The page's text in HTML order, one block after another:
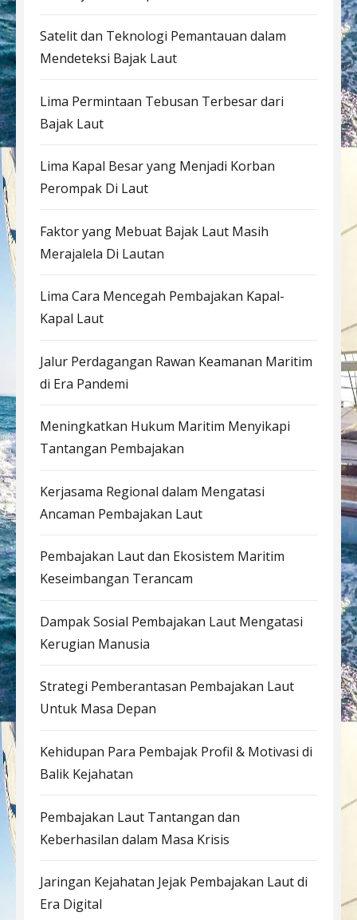
Satelit dan Teknologi Pemantauan dalam
Mendeteksi Bajak Laut
Lima Permintaan Tebusan Terbesar dari
Bajak Laut
Lima Kapal Besar yang Menjadi Korban
Perompak Di Laut
Faktor yang Mebuat Bajak Laut Masih
Merajalela Di Lautan
Lima Cara Mencegah Pembajakan Kapal-
Kapal Laut
Jalur Perdagangan Rawan Keamanan Maritim
di Era Pandemi
Meningkatkan Hukum Maritim Menyikapi
Tantangan Pembajakan
Kerjasama Regional dalam Mengatasi
Ancaman Pembajakan Laut
Pembajakan Laut dan Ekosistem Maritim
Keseimbangan Terancam
Dampak Sosial Pembajakan Laut Mengatasi
Kerugian Manusia
Strategi Pemberantasan Pembajakan Laut
Untuk Masa Depan
Kehidupan Para Pembajak Profil & Motivasi di
Balik Kejahatan
Pembajakan Laut Tantangan dan
Keberhasilan dalam Masa Krisis
Jaringan Kejahatan Jejak Pembajakan Laut di
Era Digital